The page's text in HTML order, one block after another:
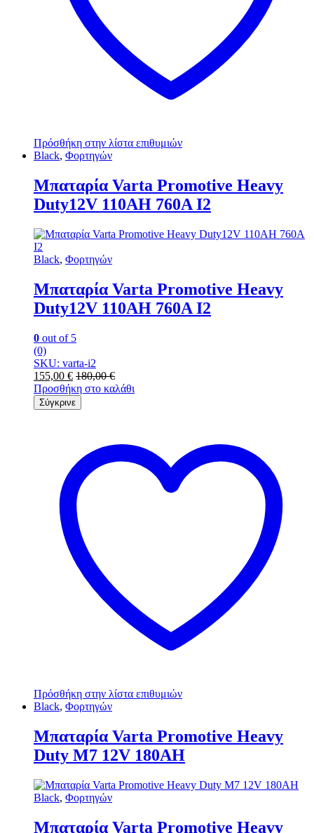
Πρόσθήκη στην λίστα επιθυμιών
Black, Φορτηγών
Μπαταρία Varta Promotive Heavy
Duty12V 110AH 760A I2
Black, Φορτηγών
Μπαταρία Varta Promotive Heavy
Duty12V 110AH 760A I2
0 out of 5
(0)
SKU: varta-i2
155,00 € 180,00€
Προσθήκη στο καλάθι
Σύγκρινε
Πρόσθήκη στην λίστα επιθυμιών
Black, Φορτηγών
Μπαταρία Varta Promotive Heavy
Duty M7 12V 180AH
Black, Φορτηγών
Μπαταρία Varta Promotive Heavy